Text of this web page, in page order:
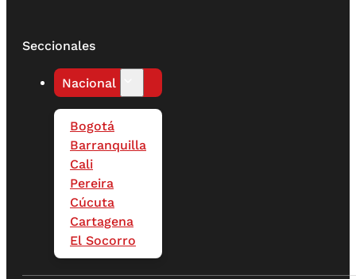
Seccionales
Nacional
Bogotá
Barranquilla
Cali
Pereira
Cúcuta
Cartagena
El Socorro